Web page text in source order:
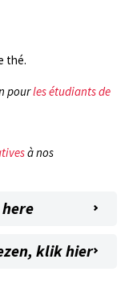
thé.
pourles étudiants de
à nos
klik hier